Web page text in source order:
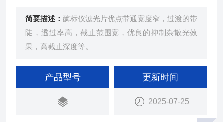
简要描述：酶标仪滤光片优点带通宽度窄，过渡的带
陡，透过率高，截止范围宽，优良的抑制杂散光效
果，高截止深度等。
产品型号 更新时间
2025-07-25